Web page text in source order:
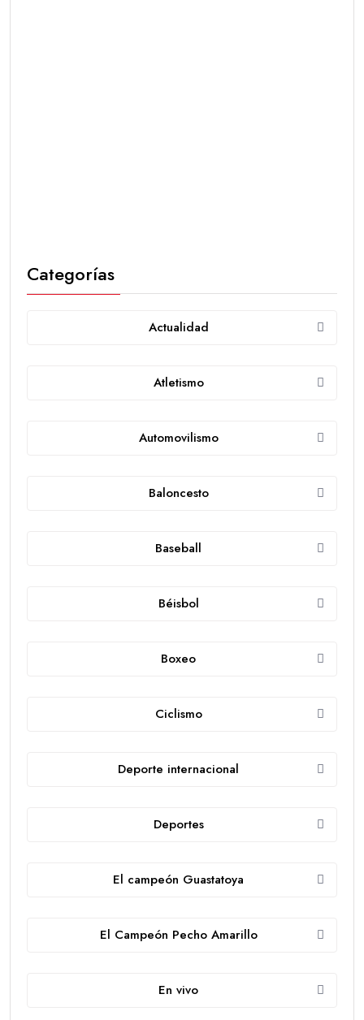
Categorías
Actualidad
Atletismo
Automovilismo
Baloncesto
Baseball
Béisbol
Boxeo
Ciclismo
Deporte internacional
Deportes
El campeón Guastatoya
El Campeón Pecho Amarillo
En vivo